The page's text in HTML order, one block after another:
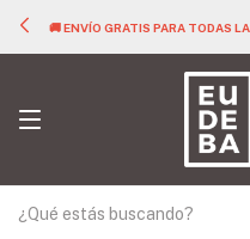
🚚 ENVÍO GRATIS PARA TODAS